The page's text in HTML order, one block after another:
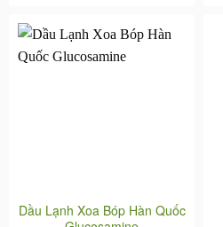
Dầu Lạnh Xoa Bóp Hàn Quốc